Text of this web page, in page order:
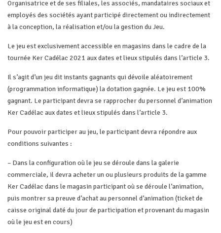
Organisatrice et de ses filiales, les associés, mandataires sociaux et
employés des sociétés ayant participé directement ou indirectement
à la conception, la réalisation et/ou la gestion du Jeu.
Le jeu est exclusivement accessible en magasins dans le cadre de la
tournée Ker Cadélac 2021 aux dates et lieux stipulés dans l’article 3.
Il s’agit d’un jeu dit instants gagnants qui dévoile aléatoirement
(programmation informatique) la dotation gagnée. Le jeu est 100%
gagnant. Le participant devra se rapprocher du personnel d’animation
Ker Cadélac aux dates et lieux stipulés dans l’article 3.
Pour pouvoir participer au jeu, le participant devra répondre aux
conditions suivantes :
– Dans la configuration où le jeu se déroule dans la galerie
commerciale, il devra acheter un ou plusieurs produits de la gamme
Ker Cadélac dans le magasin participant où se déroule l’animation,
puis montrer sa preuve d’achat au personnel d’animation (ticket de
caisse original daté du jour de participation et provenant du magasin
où le jeu est en cours)